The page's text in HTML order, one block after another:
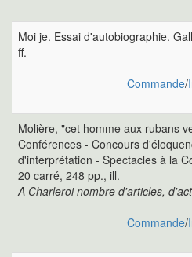
Moi je. Essai d'autobiographie.
ff.
Commande/
Molière, "cet homme aux rubans
Conférences - Concours
d'interprétation - Spectacles à la
20 carré, 248 pp., ill.
A Charleroi nombre d'articles,
Commande/